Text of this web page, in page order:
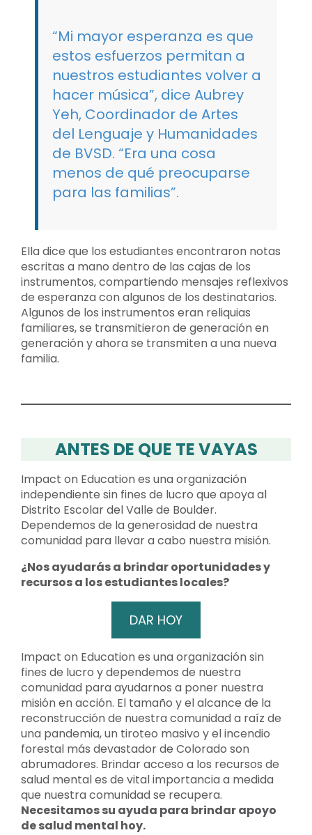
“Mi mayor esperanza es que
estos esfuerzos permitan a
nuestros estudiantes volver a
hacer música”, dice Aubrey
Yeh, Coordinador de Artes
del Lenguaje y Humanidades
de BVSD. “Era una cosa
menos de qué preocuparse
para las familias”.
Ella dice que los estudiantes encontraron notas
escritas a mano dentro de las cajas de los
instrumentos, compartiendo mensajes reflexivos
de esperanza con algunos de los destinatarios.
Algunos de los instrumentos eran reliquias
familiares, se transmitieron de generación en
generación y ahora se transmiten a una nueva
familia.
ANTES DE QUE TE VAYAS
Impact on Education es una organización
independiente sin fines de lucro que apoya al
Distrito Escolar del Valle de Boulder.
Dependemos de la generosidad de nuestra
comunidad para llevar a cabo nuestra misión.
¿Nos ayudarás a brindar oportunidades y
recursos a los estudiantes locales?
DAR HOY
Impact on Education es una organización sin
fines de lucro y dependemos de nuestra
comunidad para ayudarnos a poner nuestra
misión en acción. El tamaño y el alcance de la
reconstrucción de nuestra comunidad a raíz de
una pandemia, un tiroteo masivo y el incendio
forestal más devastador de Colorado son
abrumadores. Brindar acceso a los recursos de
salud mental es de vital importancia a medida
que nuestra comunidad se recupera.
Necesitamos su ayuda para brindar apoyo
de salud mental hoy.